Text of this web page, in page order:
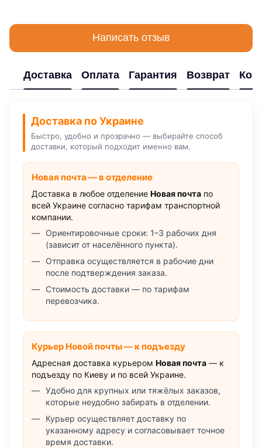
Написать отзыв
Доставка Оплата Гарантия Возврат
Доставка по Украине
Быстро, удобно и прозрачно — выбирайте способ
доставки, который подходит именно вам.
Новая почта — в отделение
Доставка в любое отделение Новая почта по
всей Украине согласно тарифам транспортной
компании.
Ориентировочные сроки: 1–3 рабочих дня
(зависит от населённого пункта).
Отправка осуществляется в рабочие дни
после подтверждения заказа.
Стоимость доставки — по тарифам
перевозчика.
Курьер Новой почты — к подъезду
Адресная доставка курьером Новая почта — к
подъезду по Киеву и по всей Украине.
Удобно для крупных или тяжёлых заказов,
которые неудобно забирать в отделении.
Курьер осуществляет доставку по
указанному адресу и согласовывает точное
время доставки.